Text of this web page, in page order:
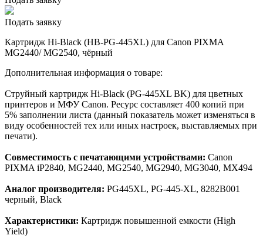
Подать заявку
Картридж Hi-Black (HB-PG-445XL) для Canon PIXMA
MG2440/ MG2540, чёрный
Дополнительная информация о товаре:
Струйный картридж Hi-Black (PG-445XL BK) для цветных
принтеров и МФУ Canon. Ресурс составляет 400 копий при
5% заполнении листа (данный показатель может изменяться в
виду особенностей тех или иных настроек, выставляемых при
печати).
Совместимость с печатающими устройствами: Canon
PIXMA iP2840, MG2440, MG2540, MG2940, MG3040, MX494
Аналог производителя: PG445XL, PG-445-XL, 8282B001
черный, Black
Характеристики: Картридж повышенной емкости (High
Yield)